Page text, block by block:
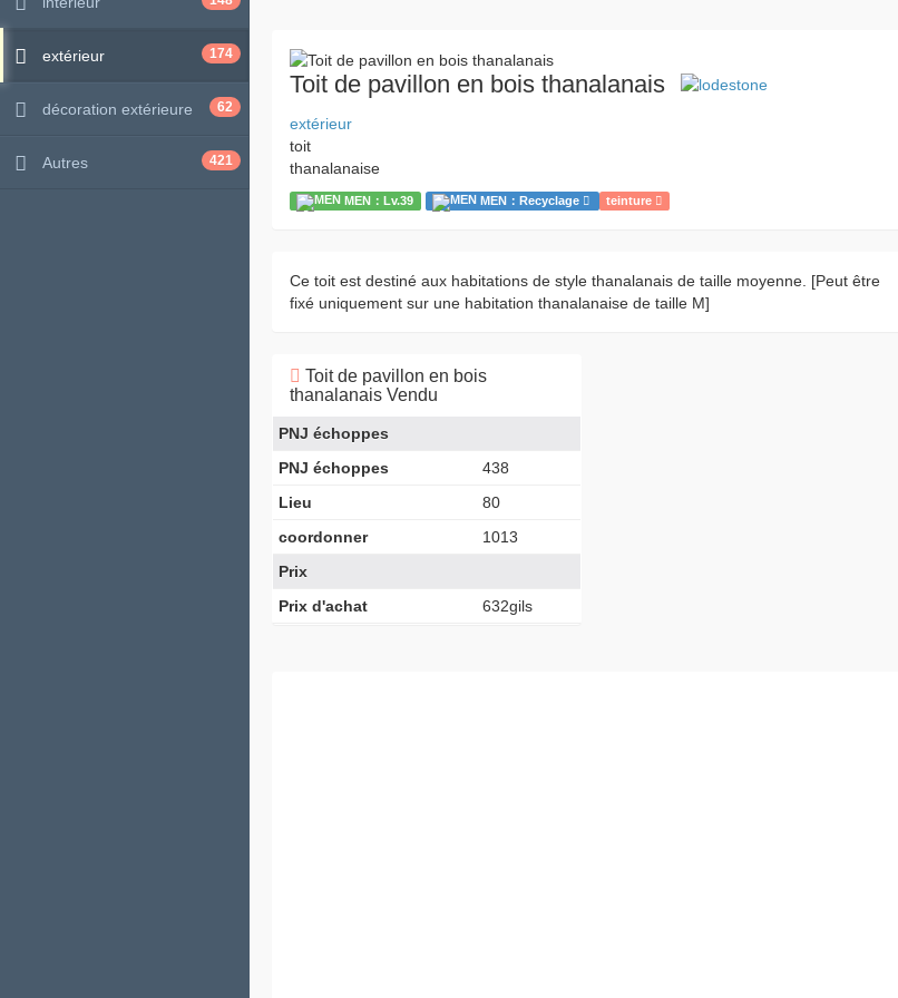
Toit de pavillon en bois thanalanais
extérieur
toit
thanalanaise
MEN：Lv.39 MEN：Recyclage teinture
Ce toit est destiné aux habitations de style thanalanais de taille moyenne. [Peut être
fixé uniquement sur une habitation thanalanaise de taille M]
Toit de pavillon en bois
thanalanais Vendu
PNJ échoppes
PNJ échoppes
438
Lieu
80
coordonner
1013
Prix
Prix d'achat
632gils
extérieur 174
décoration extérieure 62
Autres 421